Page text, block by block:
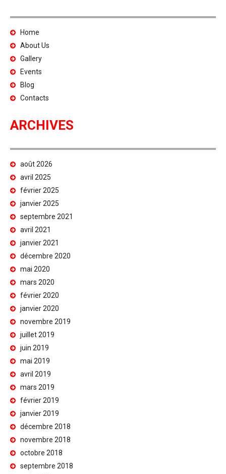
Home
About Us
Gallery
Events
Blog
Contacts
ARCHIVES
août 2026
avril 2025
février 2025
janvier 2025
septembre 2021
avril 2021
janvier 2021
décembre 2020
mai 2020
mars 2020
février 2020
janvier 2020
novembre 2019
juillet 2019
juin 2019
mai 2019
avril 2019
mars 2019
février 2019
janvier 2019
décembre 2018
novembre 2018
octobre 2018
septembre 2018